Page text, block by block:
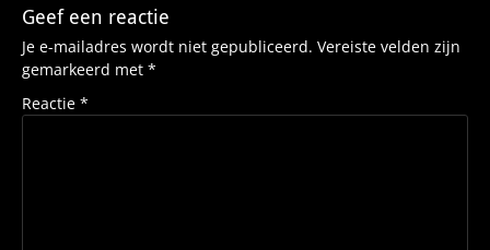
Geef een reactie
Je e-mailadres wordt niet gepubliceerd. Vereiste velden zijn
gemarkeerd met *
Reactie *